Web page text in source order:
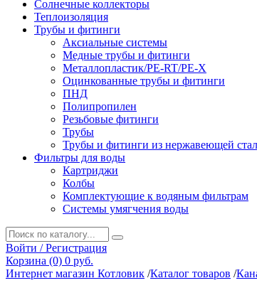
Солнечные коллекторы
Теплоизоляция
Трубы и фитинги
Аксиальные системы
Медные трубы и фитинги
Металлопластик/PE-RT/PE-X
Оцинкованные трубы и фитинги
ПНД
Полипропилен
Резьбовые фитинги
Трубы
Трубы и фитинги из нержавеющей
Фильтры для воды
Картриджи
Колбы
Комплектующие к водяным фильтрам
Системы умягчения воды
Войти / Регистрация
Корзина (0) 0 руб.
Интернет магазин Котловик /Каталог товаров /